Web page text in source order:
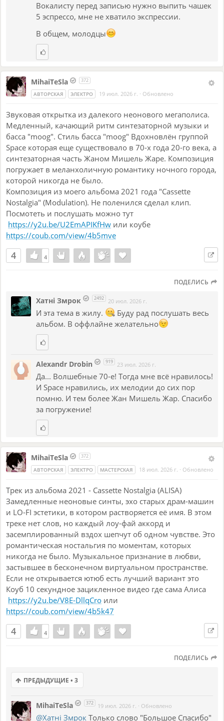
Надеюсь, вам тоже понравится, пишите отзывы!
Вокалисту перед записью нужно выпить чашек
5 эспрессо, мне не хватило экспрессии.
В общем, молодцы
MihaiTeSla 372
АВТОРСКАЯ ЭЛЕКТРО 19 июл. 2026 г. · Обновлено
Звуковая открытка из далекого неонового мегаполиса.
Медленный, качающий ритм синтезаторной музыки и
басса "moog". Стиль басса "moog" Вдохновлён группой
Space которая еще существовало в 70-х года 20-го века, а
синтезаторная часть Жаном Мишель Жаре. Композиция
погружает в меланхоличную романтику ночного города,
которой никогда не было.
Композиция из моего альбома 2021 года "Cassette
Nostalgia" (Modulation). Не поленился сделал клип.
Посмотеть и послушать можно тут
https://y2u.be/U2EmAPIKfHw или коубе
https://coub.com/view/4b5mve
4 4
4
ПОДЕЛИСЬ
Хатнi Змрок 2492 20 июл. 2026 г.
И эта тема в жилу.
Буду рад послушать весь
альбом. В оффлайне желательно
Alexandr Drobin 919 23 июл. 2026 г.
Да... Волшебные 70-е! Тогда мне всё нравилось!
И Space нравились, их мелодии до сих пор
помню. И тем более Жан Мишель Жар. Спасибо
за погружение!
MihaiTeSla 372
АВТОРСКАЯ ЭЛЕКТРО МАСТЕРСКАЯ 18 июл. 2026 г. · Обновлено
Трек из альбома 2021 - Cassette Nostalgia (ALISA)
Замедленные неоновые синты, эхо старых драм-машин
и LO-FI эстетики, в котором растворяется её имя. В этом
треке нет слов, но каждый лоу-фай аккорд и
засемплированный вздох шепчут об одном чувстве. Это
романтическая ностальгия по моментам, которых
никогда не было. Музыкальное признание в любви,
застывшее в бесконечном виртуальном пространстве.
Если не открывается ютюб есть лучший вариант это
Коуб 10 секундное зацикленное видео где сама Алиса
https://y2u.be/V8E-DllqCro или
https://coub.com/view/4b5k47
4 4
4
ПОДЕЛИСЬ
ПРЕДЫДУЩИЕ • 3
MihaiTeSla 372 19 июл. 2026 г. · Обновлено
@Хатнi Змрок Только слово "Большое Спасибо"